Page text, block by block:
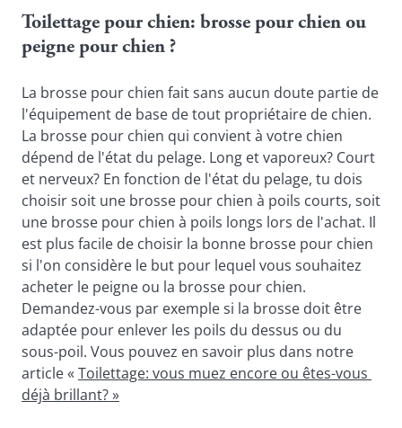
Toilettage pour chien: brosse pour chien ou
peigne pour chien ?
La brosse pour chien fait sans aucun doute partie de
l'équipement de base de tout propriétaire de chien.
La brosse pour chien qui convient à votre chien
dépend de l'état du pelage. Long et vaporeux? Court
et nerveux? En fonction de l'état du pelage, tu dois
choisir soit une brosse pour chien à poils courts, soit
une brosse pour chien à poils longs lors de l'achat. Il
est plus facile de choisir la bonne brosse pour chien
si l'on considère le but pour lequel vous souhaitez
acheter le peigne ou la brosse pour chien.
Demandez-vous par exemple si la brosse doit être
adaptée pour enlever les poils du dessus ou du
sous-poil. Vous pouvez en savoir plus dans notre
article « Toilettage: vous muez encore ou êtes-vous
déjà brillant? »